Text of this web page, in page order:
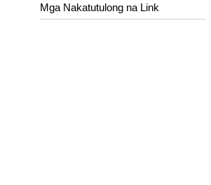
Mga Nakatutulong na Link